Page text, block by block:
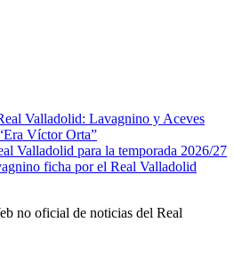
Valladolid: Lavagnino y Aceves
Víctor Orta”
Valladolid para la temporada 2026/27
ficha por el Real Valladolid
no oficial de noticias del Real